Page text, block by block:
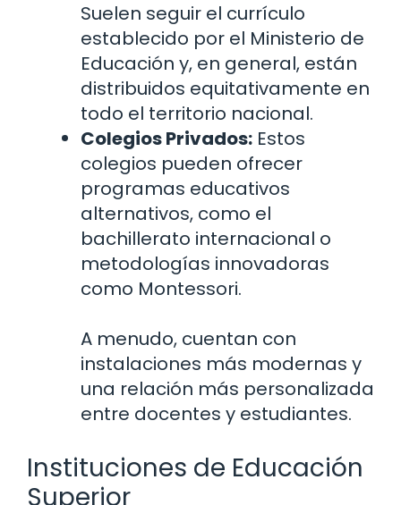
Suelen seguir el currículo
establecido por el Ministerio de
Educación y, en general, están
distribuidos equitativamente en
todo el territorio nacional.
Colegios Privados: Estos
colegios pueden ofrecer
programas educativos
alternativos, como el
bachillerato internacional o
metodologías innovadoras
como Montessori.
A menudo, cuentan con
instalaciones más modernas y
una relación más personalizada
entre docentes y estudiantes.
Instituciones de Educación
Superior